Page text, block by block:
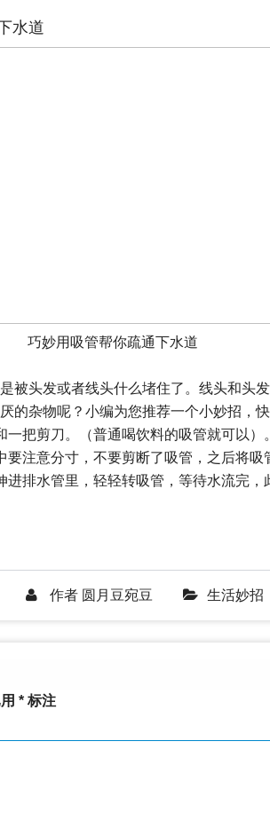
水道
巧妙用吸管帮你疏通下水道
被头发或者线头什么堵住了。线头和头
的杂物呢？小编为您推荐一个小妙招，快
把剪刀。（普通喝饮料的吸管就可以）。
注意分寸，不要剪断了吸管，之后将吸
排水管里，轻轻转吸管，等待水流完
作者 圆月豆宛豆 生活妙招
* 标注